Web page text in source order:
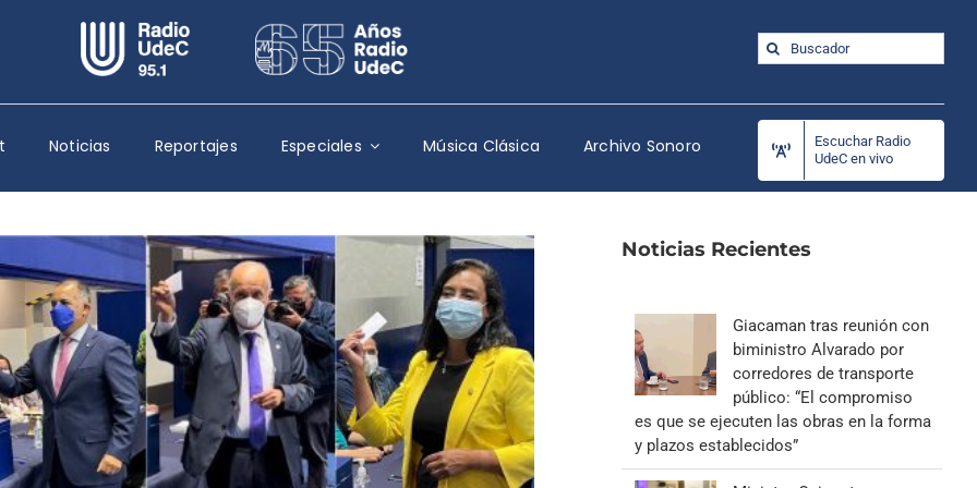
Escuchar Radio UdeC en vivo
Quiénes Somos
Programación
Podcast
Noticias
Reportajes
Columnas
Música Clásica
Especiales
Buscar:
Noticias Reportajes Especiales Música Clásica Archivo Sonoro
Escuchar Radio
UdeC en vivo
Noticias Recientes
Giacaman tras reunión con
biministro Alvarado por
corredores de transporte
público: “El compromiso
es que se ejecuten las obras en la forma
y plazos establecidos”